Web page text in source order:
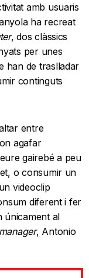
amb usuaris
ha recreat
, dos clàssics
per unes
han de traslladar
continguts
entre
agafar
gairebé a peu
o consumir un
videoclip
diferent i fer
únicament al
, Antonio